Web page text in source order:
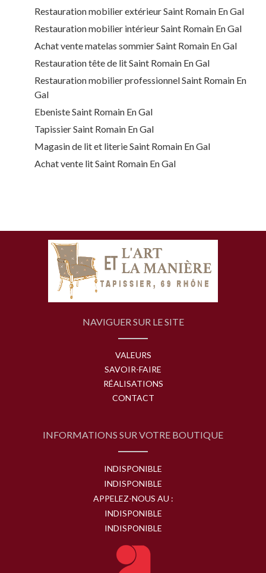
Restauration mobilier extérieur Saint Romain En Gal
Restauration mobilier intérieur Saint Romain En Gal
Achat vente matelas sommier Saint Romain En Gal
Restauration tête de lit Saint Romain En Gal
Restauration mobilier professionnel Saint Romain En
Gal
Ebeniste Saint Romain En Gal
Tapissier Saint Romain En Gal
Magasin de lit et literie Saint Romain En Gal
Achat vente lit Saint Romain En Gal
NAVIGUER SUR LE SITE
VALEURS
SAVOIR-FAIRE
RÉALISATIONS
CONTACT
INFORMATIONS SUR VOTRE BOUTIQUE
INDISPONIBLE
INDISPONIBLE
APPELEZ-NOUS AU :
INDISPONIBLE
INDISPONIBLE